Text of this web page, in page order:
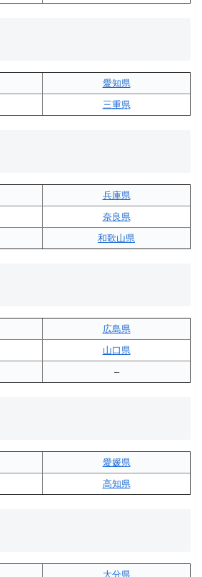
愛知県
三重県
兵庫県
奈良県
和歌山県
広島県
山口県
–
愛媛県
高知県
大分県